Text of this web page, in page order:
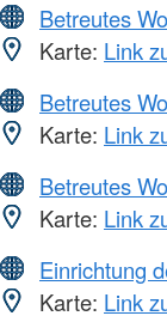
Betreutes
Karte: Link
Betreutes
Karte: Link
Betreutes
Karte: Link
Einrichtung
Karte: Link